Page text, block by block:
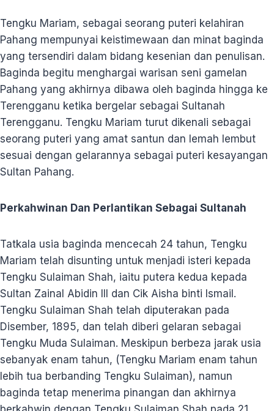
Tengku Mariam, sebagai seorang puteri kelahiran
Pahang mempunyai keistimewaan dan minat baginda
yang tersendiri dalam bidang kesenian dan penulisan.
Baginda begitu menghargai warisan seni gamelan
Pahang yang akhirnya dibawa oleh baginda hingga ke
Terengganu ketika bergelar sebagai Sultanah
Terengganu. Tengku Mariam turut dikenali sebagai
seorang puteri yang amat santun dan lemah lembut
sesuai dengan gelarannya sebagai puteri kesayangan
Sultan Pahang.
Perkahwinan Dan Perlantikan Sebagai Sultanah
Tatkala usia baginda mencecah 24 tahun, Tengku
Mariam telah disunting untuk menjadi isteri kepada
Tengku Sulaiman Shah, iaitu putera kedua kepada
Sultan Zainal Abidin III dan Cik Aisha binti Ismail.
Tengku Sulaiman Shah telah diputerakan pada
Disember, 1895, dan telah diberi gelaran sebagai
Tengku Muda Sulaiman. Meskipun berbeza jarak usia
sebanyak enam tahun, (Tengku Mariam enam tahun
lebih tua berbanding Tengku Sulaiman), namun
baginda tetap menerima pinangan dan akhirnya